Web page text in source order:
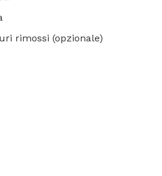
rimossi (opzionale)